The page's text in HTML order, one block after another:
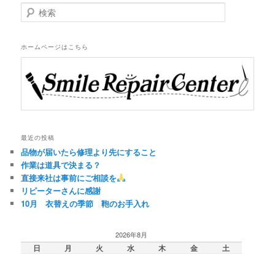
検
索
ホームページはこちら
最近の投稿
品物が届いたら修理より先にすること
作業は道具で決まる？
直接来社は事前にご相談を
リピーターさんに感謝
10月 衣替えの季節 鞄のお手入れ
2026年8月
日 月 火 水 木 金 土